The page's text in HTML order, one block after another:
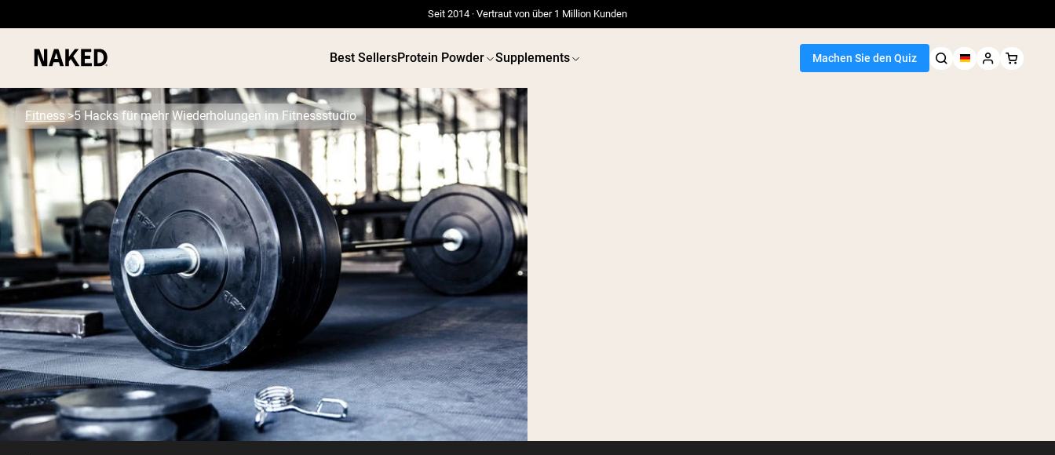
Seit 2014 · Vertraut von über 1 Million Kunden
Best SellersProtein Powder Supplements Machen Sie den Quiz
Beliebte Suchbegriffe
”Protein Powder“
”Overnight Oats“
”Vegan protein“
”Collagen“
”Micellar Casein“
Fitness 5 Hacks für mehr Wiederholungen im Fitnessstudio